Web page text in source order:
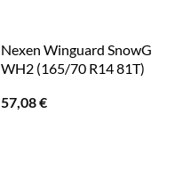
Nexen Winguard SnowG
WH2 (165/70 R14 81T)
57,08€